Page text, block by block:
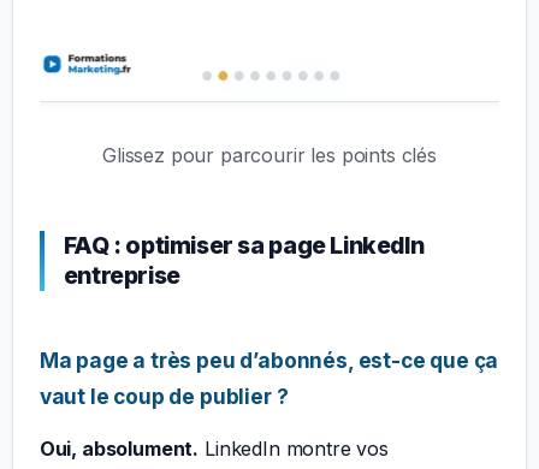
Glissez pour parcourir les points clés
FAQ : optimiser sa page LinkedIn
entreprise
Ma page a très peu d’abonnés, est-ce que ça
vaut le coup de publier ?
Oui, absolument. LinkedIn montre vos